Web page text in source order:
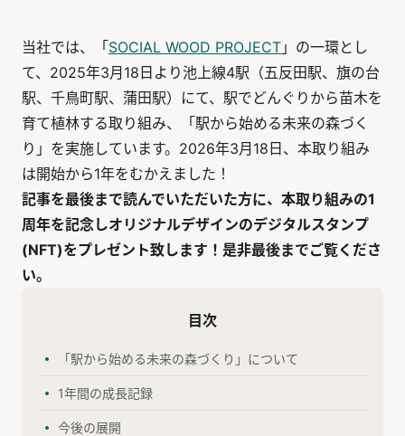
当社では、「SOCIAL WOOD PROJECT 」の一環とし
て、2025年3月18日より池上線4駅（五反田駅、旗の台
駅、千鳥町駅、蒲田駅）にて、駅でどんぐりから苗木を
育て植林する取り組み、「駅から始める未来の森づく
り」を実施しています。2026年3月18日、本取り組み
は開始から1年をむかえました！
記事を最後まで読んでいただいた方に、本取り組みの1
周年を記念しオリジナルデザインのデジタルスタンプ
(NFT)をプレゼント致します！是非最後までご覧くださ
い。
目次
「駅から始める未来の森づくり」について
1年間の成長記録
今後の展開